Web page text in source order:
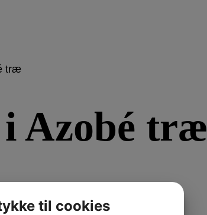
træ
Azobé træ
til cookies